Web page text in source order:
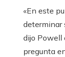
«En este
determinar
dijo Powell
pregunta